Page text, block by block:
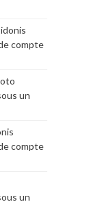
compte
un
compte
un